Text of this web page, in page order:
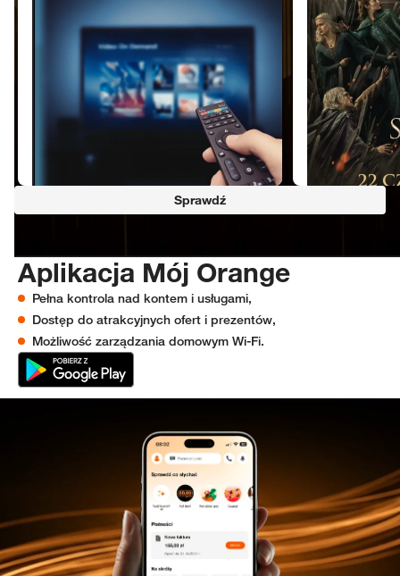
Sprawdź
Aplikacja Mój Orange
Pełna kontrola nad kontem i usługami,
Dostęp do atrakcyjnych ofert i prezentów,
Możliwość zarządzania domowym Wi‑Fi.